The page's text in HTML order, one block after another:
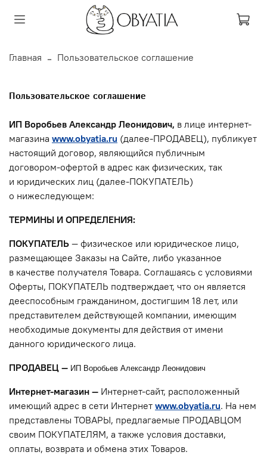
Главная Пользовательское соглашение
Пользовательское соглашение
ИП Воробьев Александр Леонидович, в лице интернет-
магазина www.obyatia.ru (далее-ПРОДАВЕЦ), публикует
настоящий договор, являющийся публичным
договором-офертой в адрес как физических, так
и юридических лиц (далее-ПОКУПАТЕЛЬ)
о нижеследующем:
ТЕРМИНЫ И ОПРЕДЕЛЕНИЯ:
ПОКУПАТЕЛЬ — физическое или юридическое лицо,
размещающее Заказы на Сайте, либо указанное
в качестве получателя Товара. Соглашаясь с условиями
Оферты, ПОКУПАТЕЛЬ подтверждает, что он является
дееспособным гражданином, достигшим 18 лет, или
представителем действующей компании, имеющим
необходимые документы для действия от имени
данного юридического лица.
ПРОДАВЕЦ — ИП Воробьев Александр Леонидович
Интернет-магазин — Интернет-сайт, расположенный
имеющий адрес в сети Интернет www.obyatia.ru. На нем
представлены ТОВАРЫ, предлагаемые ПРОДАВЦОМ
своим ПОКУПАТЕЛЯМ, а также условия доставки,
оплаты, возврата и обмена этих Товаров.